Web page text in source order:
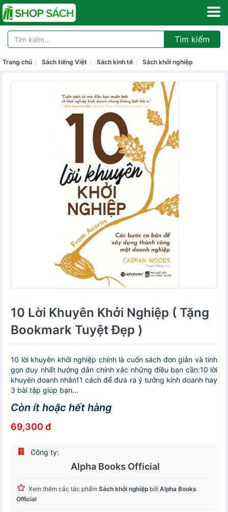
Tìm kiếm
Trang chủ Sách tiếng Việt Sách kinh tế Sách khởi nghiệp
10 Lời Khuyên Khởi Nghiệp ( Tặng
Bookmark Tuyệt Đẹp )
10 lời khuyên khởi nghiệp chính là cuốn sách đơn giản và tinh
gọn duy nhất hướng dẫn chính xác những điều bạn cần:10 lời
khuyên doanh nhân11 cách để đưa ra ý tưởng kinh doanh hay
3 bài tập giúp bạn...
Còn ít hoặc hết hàng
69,300 đ
Công ty:
Alpha Books Official
Xem thêm các tác phẩm Sách khởi nghiệp bởi Alpha Books
Official